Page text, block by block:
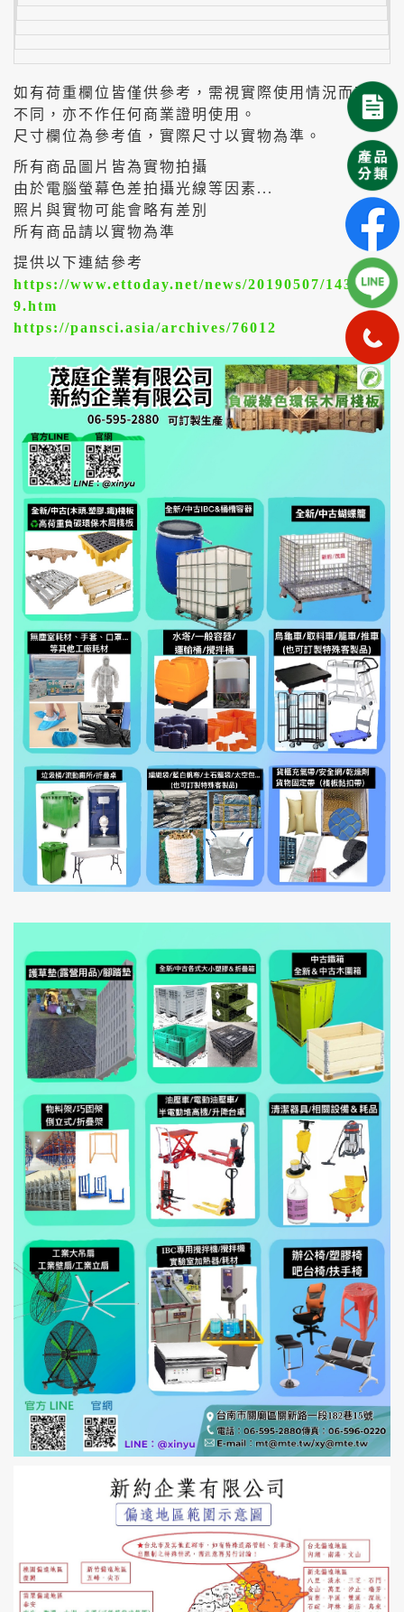
如有荷重欄位皆僅供參考，需視實際使用情況而有所
不同，亦不作任何商業證明使用。
尺寸欄位為參考值，實際尺寸以實物為準。
所有商品圖片皆為實物拍攝
由於電腦螢幕色差拍攝光線等因素...
照片與實物可能會略有差別
所有商品請以實物為準
提供以下連結參考
https://www.ettoday.net/news/20190507/143924
9.htm
https://pansci.asia/archives/76012